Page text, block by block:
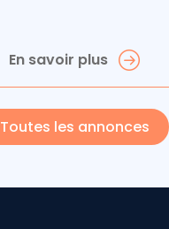
En savoir plus
Toutes les annonces